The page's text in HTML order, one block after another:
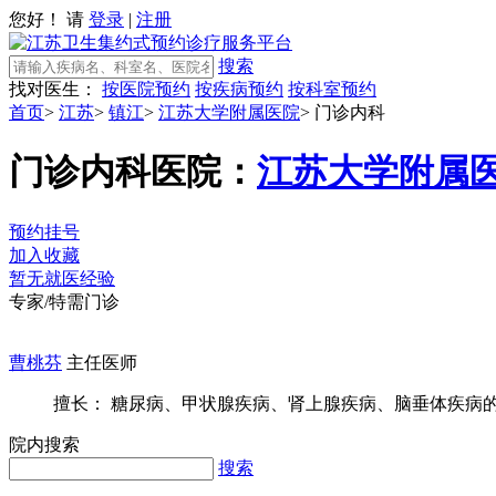
您好！ 请 登录 | 注册
搜索
找对医生：
按医院预约 按疾病预约 按科室预约
首页> 江苏> 镇江> 江苏大学附属医院> 门诊内科
门诊内科医院： 江苏大学附属
预约挂号
加入收藏
暂无就医经验
专家/特需门诊
曹桃芬 主任医师
擅长： 糖尿病、甲状腺疾病、肾上腺疾病、脑垂体疾病
院内搜索
搜索